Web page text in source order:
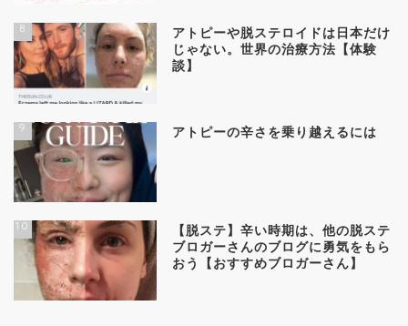
8
アトピーや脱ステロイドは日本だけ
じゃない。世界の治療方法【体験
談】
9 アトピーの辛さを乗り越えるには
10
【脱ステ】辛い時期は、他の脱ステ
ブロガーさんのブログに勇気をもら
おう【おすすめブロガーさん】